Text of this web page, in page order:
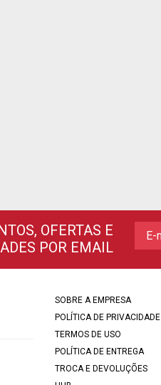
OFERTAS E
POR EMAIL
SOBRE A EMPRESA
POLÍTICA DE PRIVACIDADE
TERMOS DE USO
POLÍTICA DE ENTREGA
TROCA E DEVOLUÇÕES